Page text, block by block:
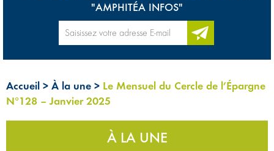
"AMPHITÉA INFOS"
Accueil > À la une > Le Mensuel du Cercle de l’Épargne
N°128 – Janvier 2025
À LA UNE